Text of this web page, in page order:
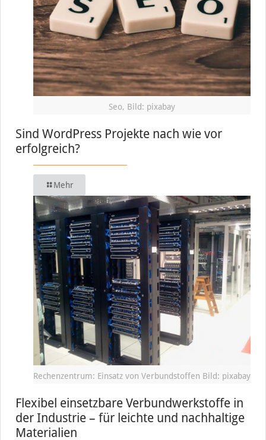
Seo, Bild: pixabay
Sind WordPress Projekte nach wie vor
erfolgreich?
Mehr
Rechenzentrum: Einsatz von Verbundstoffen Bild: pixabay
Flexibel einsetzbare Verbundwerkstoffe in
der Industrie – für leichte und nachhaltige
Materialien